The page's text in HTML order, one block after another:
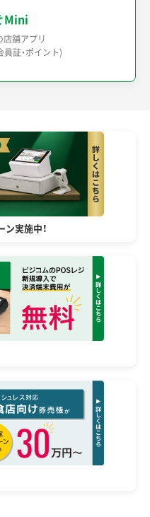
Mini
店舗アプリ
員証・ポイント)
ン実施中！